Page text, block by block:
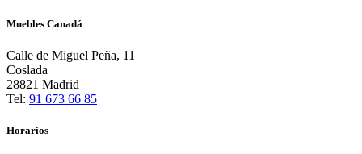
Muebles Canadá
Calle de Miguel Peña, 11
Coslada
28821 Madrid
Tel: 91 673 66 85
Horarios